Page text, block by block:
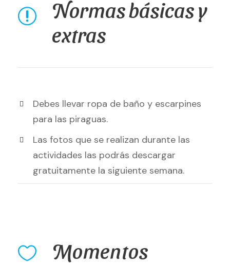
Normas básicas y
extras
Debes llevar ropa de baño y escarpines
para las piraguas.
Las fotos que se realizan durante las
actividades las podrás descargar
gratuitamente la siguiente semana.
Momentos